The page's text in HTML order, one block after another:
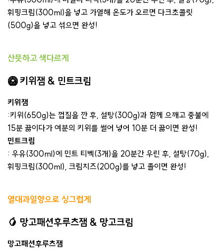
휘핑크림(300ml)을 넣고 가열해 온도가 오르면 다크초콜릿
(500g)을 넣고 섞으면 완성!
산뜻하고 색다르게
🥝키위잼 & 민트크림
키위잼
:키위(650g)는 껍질을 깐 후, 설탕(300g)과 함께 으깨고 중불에
15분 끓이다가 여분의 키위를 썰어 넣어 10분 더 끓이면 완성!
민트크림
: 우유(300ml)에 민트 티벡(3개)을 20분간 우린 후, 설탕(70g),
휘핑크림(300ml), 크림치즈(200g)를 넣고 졸이면 완성!
열대과일향으로 싱그럽게
🥭 망고패션후루츠잼 & 망고크림
망고패션후루츠잼